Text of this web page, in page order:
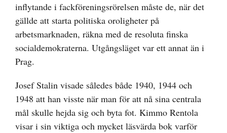
inflytande i fackföreningsrörelsen måste de, när det
gällde att starta politiska oroligheter på
arbetsmarknaden, räkna med de resoluta finska
socialdemokraterna. Utgångsläget var ett annat än i
Prag.
Josef Stalin visade således både 1940, 1944 och
1948 att han visste när man för att nå sina centrala
mål skulle hejda sig och byta fot. Kimmo Rentola
visar i sin viktiga och mycket läsvärda bok varför